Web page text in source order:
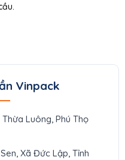
Vinpack
Luông, Phú Thọ
Xã Đức Lập, Tỉnh